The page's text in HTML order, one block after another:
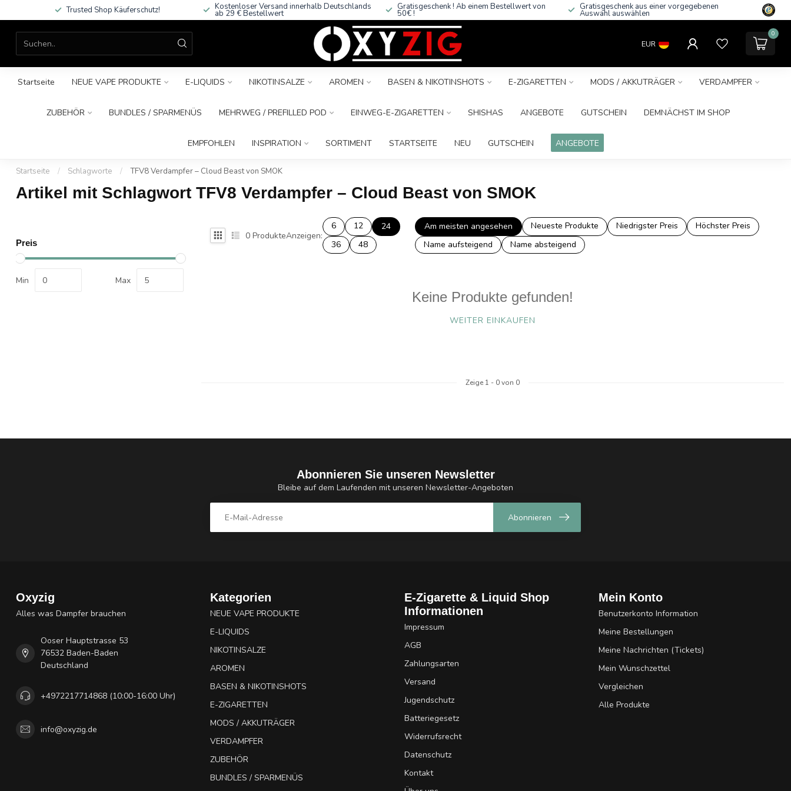
Trusted Shop Käuferschutz! Kostenloser Versand innerhalb Deutschlands
ab 29 € Bestellwert
Gratisgeschenk ! Ab einem Bestellwert von
50€ !
Gratisgeschenk aus einer vorgegebenen
Auswahl auswählen
EUR
0
Startseite NEUE VAPE PRODUKTE E-LIQUIDS NIKOTINSALZE AROMEN BASEN & NIKOTINSHOTS E-ZIGARETTEN MODS / AKKUTRÄGER VERDAMPFER
ZUBEHÖR BUNDLES / SPARMENÜS MEHRWEG / PREFILLED POD EINWEG-E-ZIGARETTEN SHISHAS ANGEBOTE GUTSCHEIN DEMNÄCHST IM SHOP
EMPFOHLEN INSPIRATION SORTIMENT STARTSEITE NEU GUTSCHEIN ANGEBOTE
Startseite / Schlagworte / TFV8 Verdampfer – Cloud Beast von SMOK
Artikel mit Schlagwort TFV8 Verdampfer – Cloud Beast von SMOK
Preis
Min Max
0 ProdukteAnzeigen:
6 12
24
36
48
Am meisten angesehen Neueste Produkte Niedrigster Preis
Höchster Preis
Name aufsteigend
Name absteigend
Keine Produkte gefunden!
WEITER EINKAUFEN
Zeige 1 - 0von 0
Abonnieren Sie unseren Newsletter
Bleibe auf dem Laufenden mit unseren Newsletter-Angeboten
Abonnieren
Oxyzig
Alles was Dampfer brauchen
Ooser Hauptstrasse 53
76532 Baden-Baden
Deutschland
+4972217714868 (10:00-16:00 Uhr)
info@oxyzig.de
Kategorien
NEUE VAPE PRODUKTE
E-LIQUIDS
NIKOTINSALZE
AROMEN
BASEN & NIKOTINSHOTS
E-ZIGARETTEN
MODS / AKKUTRÄGER
VERDAMPFER
ZUBEHÖR
BUNDLES / SPARMENÜS
E-Zigarette & Liquid Shop
Informationen
Impressum
AGB
Zahlungsarten
Versand
Jugendschutz
Batteriegesetz
Widerrufsrecht
Datenschutz
Kontakt
Mein Konto
Benutzerkonto Information
Meine Bestellungen
Meine Nachrichten (Tickets)
Mein Wunschzettel
Vergleichen
Alle Produkte